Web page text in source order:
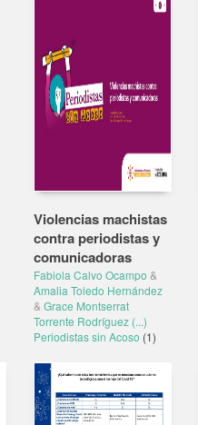
Violencias machistas
contra periodistas y
comunicadoras
Fabiola Calvo Ocampo &
Amalia Toledo Hernández
& Grace Montserrat
Torrente Rodríguez (...)
Periodistas sin Acoso (1)